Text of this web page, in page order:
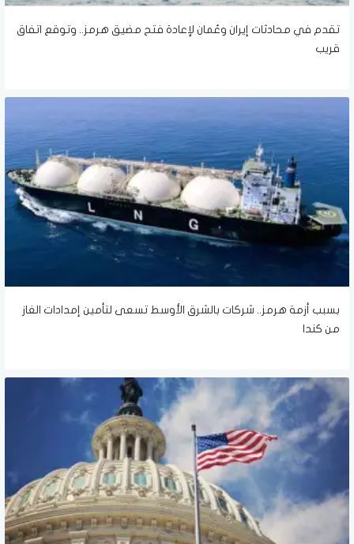
تقدم في محادثات إيران وعُمان لإعادة فتح مضيق هرمز.. وتوقع اتفاق
قريب
بسبب أزمة هرمز.. شركات بالشرق الأوسط تسعى لتأمين إمدادات الغاز
من كندا